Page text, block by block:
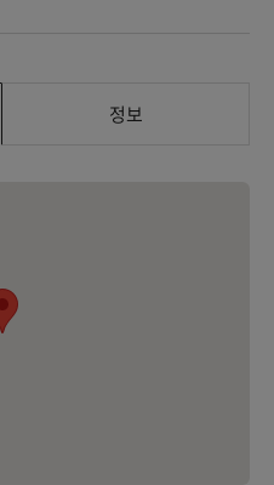
정보